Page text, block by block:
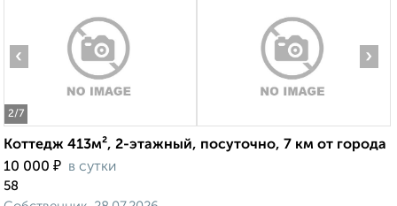
2/7
‹ ›
Коттедж 413м², 2-этажный, посуточно, 7 км от города
10 000 ₽ в сутки
58